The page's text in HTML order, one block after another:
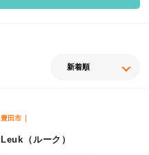
豊田市
Leuk（ルーク）